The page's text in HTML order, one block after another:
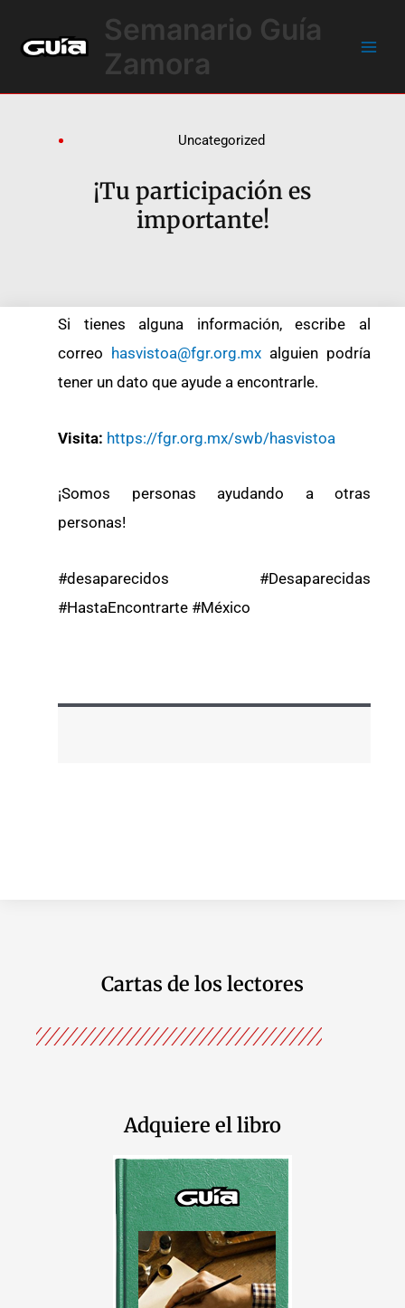
contenido
Semanario Guía
Zamora
Uncategorized
¡Tu participación es
importante!
Si tienes alguna información, escribe al
correo hasvistoa@fgr.org.mx alguien podría
tener un dato que ayude a encontrarle.
Visita: https://fgr.org.mx/swb/hasvistoa
¡Somos personas ayudando a otras
personas!
#desaparecidos #Desaparecidas
#HastaEncontrarte #México
Cartas de los lectores
Adquiere el libro